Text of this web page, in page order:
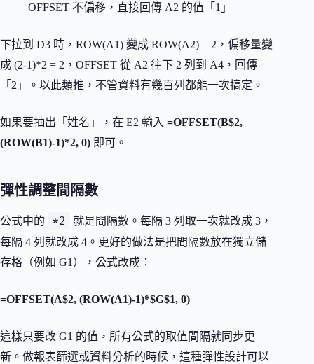
OFFSET 不偏移，直接回傳 A2 的值「1」
下拉到 D3 時，ROW(A1) 變成 ROW(A2) = 2，偏移量變
成 (2-1)*2 = 2，OFFSET 從 A2 往下 2 列到 A4，回傳
「2」。以此類推，不管資料有幾百列都能一次搞定。
如果要抽出「姓名」，在 E2 輸入 =OFFSET(B$2,
(ROW(B1)-1)*2, 0) 即可。
彈性調整間隔數
公式中的 *2
就是間隔數。每隔 3 列取一次就改成 3，
每隔 4 列就改成 4。更好的做法是把間隔數放在獨立儲
存格（例如 G1），公式改成：
=OFFSET(A$2, (ROW(A1)-1)*$G$1, 0)
這樣只要改 G1 的值，所有公式的取值間隔就同步更
新。做報表篩選或資料分析的時候，這種彈性設計可以